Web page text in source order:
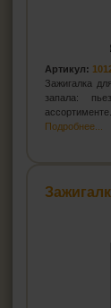
Артикул:
Зажигалка
запала:
ассортименте.
Подробнее...